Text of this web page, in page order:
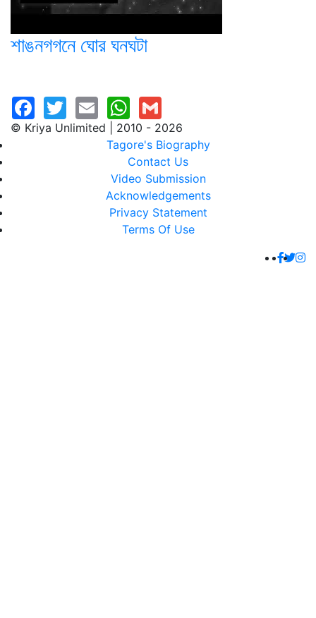
শাঙনগগনে ঘোর ঘনঘটা
© Kriya Unlimited | 2010 - 2026
Tagore's Biography
Contact Us
Video Submission
Acknowledgements
Privacy Statement
Terms Of Use